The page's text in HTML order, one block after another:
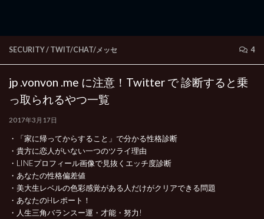
SECURITY/ TWIT/CHAT/メッセ 4
jp .vonvon .me に注意！Twitter で 診断すると乗
っ取られるやつ一覧
2017年3月17日
・「家に帰ってからすること」で分かる性格診断
・貴方に恋人がいない一つのツライ理由
・LINEプロフィール画像で見抜くエッチ度診断
・あなたの性格偏差値
・美大生レベルの色彩感覚がある人だけがクリアできる問題
・あなたのHレポート！
・人生三角バランスー運・才能・努力!